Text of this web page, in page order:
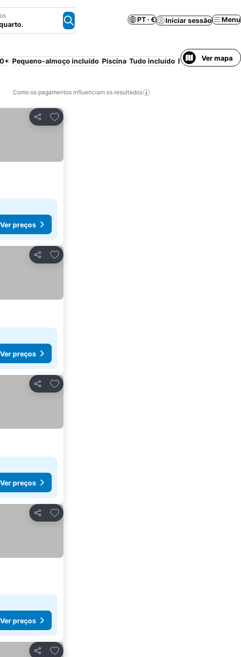
PT · € Iniciar sessão Menu
Pequeno-almoço incluído Piscina Tudo incluído Estacionamento
Ver mapa
Como os pagamentos influenciam os resultados
Partilhar
Adicionar aos favoritos
Ver preços
Partilhar
Adicionar aos favoritos
Ver preços
Partilhar
Adicionar aos favoritos
Ver preços
Partilhar
Adicionar aos favoritos
Ver preços
Partilhar
Adicionar aos favoritos